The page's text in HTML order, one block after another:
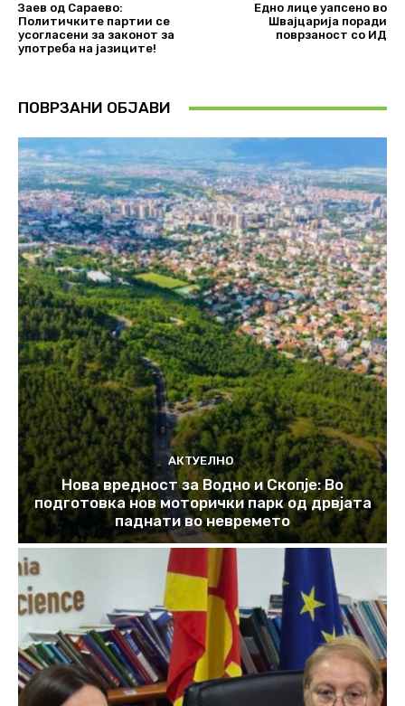
Заев од Сараево:
Политичките партии се
усогласени за законот за
употреба на јазиците!
Едно лице уапсено во
Швајцарија поради
поврзаност со ИД
ПОВРЗАНИ ОБЈАВИ
АКТУЕЛНО
Нова вредност за Водно и Скопје: Во
подготовка нов моторички парк од дрвјата
паднати во невремето